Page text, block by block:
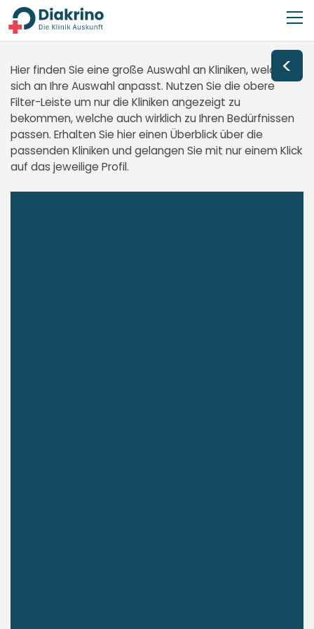
<
Hier finden Sie eine große Auswahl an Kliniken, welche
sich an Ihre Auswahl anpasst. Nutzen Sie die obere
Filter-Leiste um nur die Kliniken angezeigt zu
bekommen, welche auch wirklich zu Ihren Bedürfnissen
passen. Erhalten Sie hier einen Überblick über die
passenden Kliniken und gelangen Sie mit nur einem Klick
auf das jeweilige Profil.